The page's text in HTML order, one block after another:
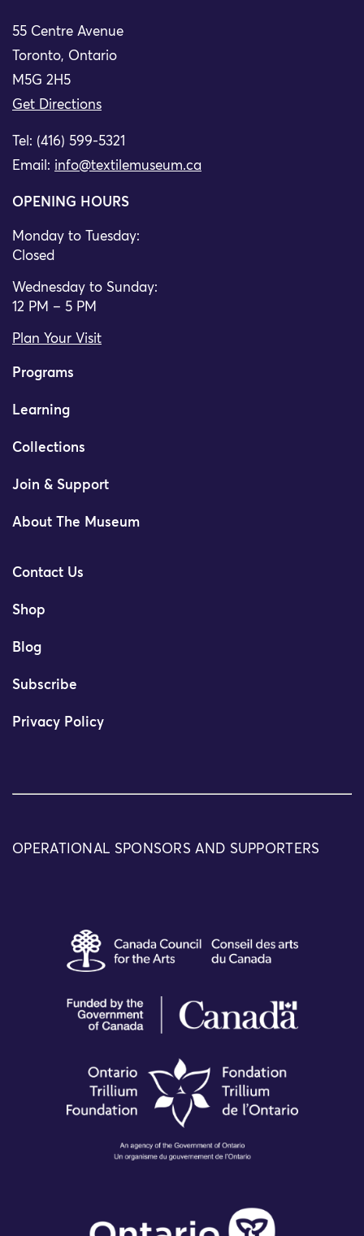
55 Centre Avenue
Toronto, Ontario
M5G 2H5
Get Directions
Tel: (416) 599-5321
Email: info@textilemuseum.ca
OPENING HOURS
Monday to Tuesday:
Closed
Wednesday to Sunday:
12 PM – 5 PM
Plan Your Visit
Programs
Learning
Collections
Join & Support
About The Museum
Contact Us
Shop
Blog
Subscribe
Privacy Policy
OPERATIONAL SPONSORS AND SUPPORTERS